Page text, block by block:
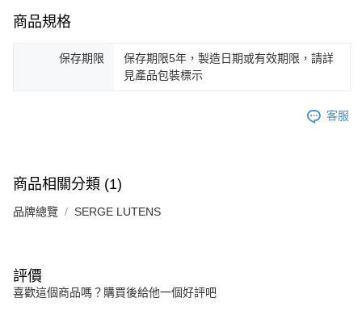
商品規格
保存期限
保存期限5年，製造日期或有效期限，請詳
見產品包裝標示
客服
商品相關分類 (1)
品牌總覽 SERGE LUTENS
評價
喜歡這個商品嗎？購買後給他一個好評吧